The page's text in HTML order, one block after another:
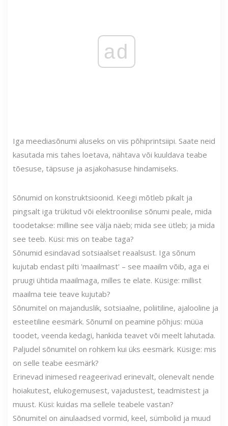
ad
Iga meediasõnumi aluseks on viis põhiprintsiipi. Saate neid
kasutada mis tahes loetava, nähtava või kuuldava teabe
tõesuse, täpsuse ja asjakohasuse hindamiseks.
Sõnumid on konstruktsioonid. Keegi mõtleb pikalt ja
pingsalt iga trükitud või elektroonilise sõnumi peale, mida
toodetakse: milline see välja näeb; mida see ütleb; ja mida
see teeb. Küsi: mis on teabe taga?
Sõnumid esindavad sotsiaalset reaalsust. Iga sõnum
kujutab endast pilti 'maailmast' – see maailm võib, aga ei
pruugi ühtida maailmaga, milles te elate. Küsige: millist
maailma teie teave kujutab?
Sõnumitel on majanduslik, sotsiaalne, poliitiline, ajalooline ja
esteetiline eesmärk. Sõnumil on peamine põhjus: müüa
toodet, veenda kedagi, hankida teavet või meelt lahutada.
Paljudel sõnumitel on rohkem kui üks eesmärk. Küsige: mis
on selle teabe eesmärk?
Erinevad inimesed reageerivad erinevalt, olenevalt nende
hoiakutest, elukogemusest, vajadustest, teadmistest ja
muust. Küsi: kuidas ma sellele teabele vastan?
Sõnumitel on ainulaadsed vormid, keel, sümbolid ja muud